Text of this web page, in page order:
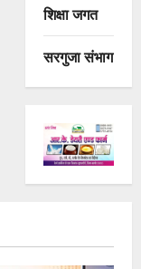
शिक्षा जगत
सरगुजा संभाग